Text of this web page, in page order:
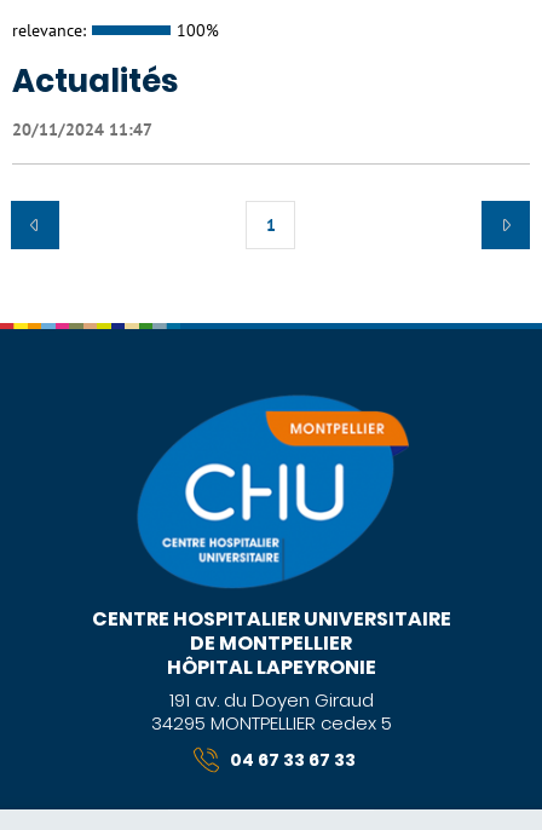
relevance: 100%
Actualités
20/11/2024 11:47
1
CENTRE HOSPITALIER UNIVERSITAIRE
DE MONTPELLIER
HÔPITAL LAPEYRONIE
191 av. du Doyen Giraud
34295 MONTPELLIER cedex 5
04 67 33 67 33